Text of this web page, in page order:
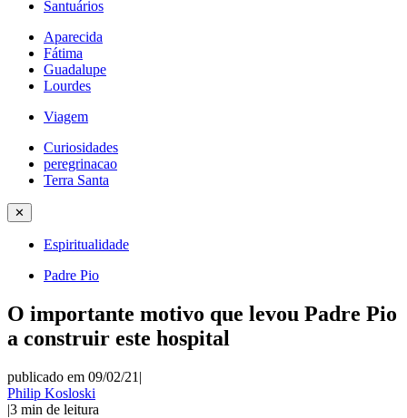
Santuários
Aparecida
Fátima
Guadalupe
Lourdes
Viagem
Curiosidades
peregrinacao
Terra Santa
✕
Espiritualidade
Padre Pio
O importante motivo que levou Padre Pio
a construir este hospital
publicado em 09/02/21 |
Philip Kosloski
|3 min de leitura